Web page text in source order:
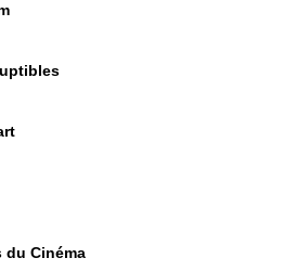
du Cinéma